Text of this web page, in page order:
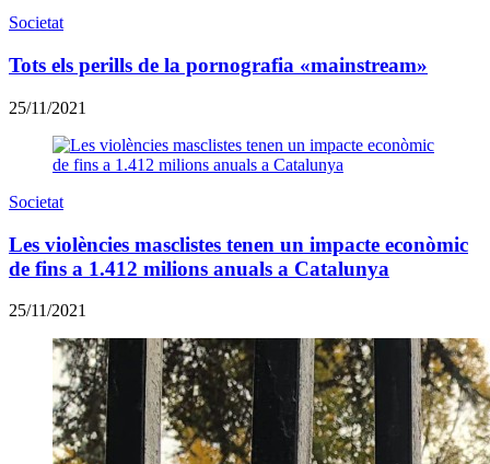
Societat
Tots els perills de la pornografia «mainstream»
25/11/2021
Societat
Les violències masclistes tenen un impacte econòmic
de fins a 1.412 milions anuals a Catalunya
25/11/2021